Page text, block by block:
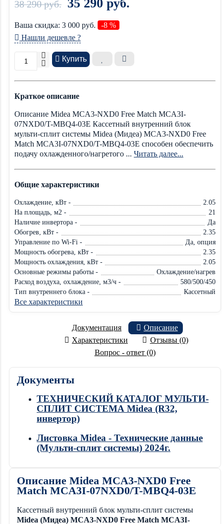
38 290 руб. 35 290 руб.
Ваша cкидка: 3 000 руб.
-8 %
Нашли дешевле ?
Купить
Краткое описание
Описание Midea MCA3-NXD0 Free Match MCA3I-
07NXD0/T-MBQ4-03E Кассетный внутренний блок
мульти-сплит системы Midea (Мидеа) MCA3-NXD0 Free
Match MCA3I-07NXD0/T-MBQ4-03E способен обеспечить
подачу охлажденного/нагретого ... Читать далее...
Общие характеристики
Охлаждение, кВт -
2.05
На площадь, м2 -
21
Наличие инвертора -
Да
Обогрев, кВт -
2.35
Управление по Wi-Fi -
Да, опция
Мощность обогрева, кВт -
2.35
Мощность охлаждения, кВт -
2.05
Основные режимы работы -
Охлаждение/нагрев
Расход воздуха, охлаждение, м3/ч -
580/500/450
Тип внутреннего блока -
Кассетный
Все характеристики
Документация
Описание
Характеристики
Отзывы (0)
Вопрос - ответ (0)
Документы
ТЕХНИЧЕСКИЙ КАТАЛОГ МУЛЬТИ-
СПЛИТ СИСТЕМА Midea (R32,
инвертор)
Листовка Midea - Технические данные
(Мульти-сплит системы) 2024г.
Описание Midea MCA3-NXD0 Free
Match MCA3I-07NXD0/T-MBQ4-03E
Кассетный внутренний блок мульти-сплит системы
Midea (Мидеа) MCA3-NXD0 Free Match MCA3I-